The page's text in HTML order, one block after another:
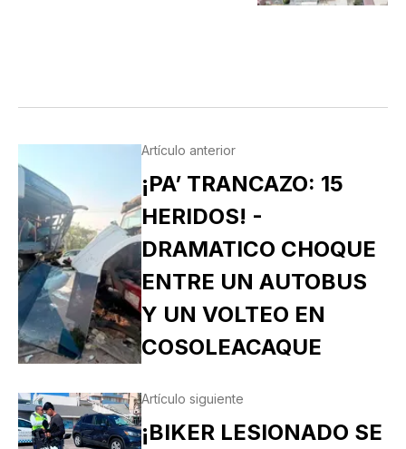
Artículo anterior
¡PA’ TRANCAZO: 15
HERIDOS! -
DRAMATICO CHOQUE
ENTRE UN AUTOBUS
Y UN VOLTEO EN
COSOLEACAQUE
Artículo siguiente
¡BIKER LESIONADO SE